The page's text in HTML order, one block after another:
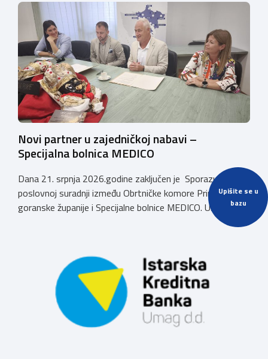
Upišite se u
bazu
Novi partner u zajedničkoj nabavi –
Specijalna bolnica MEDICO
Dana 21. srpnja 2026.godine zaključen je Sporazum o
poslovnoj suradnji između Obrtničke komore Primorsko-
goranske županije i Specijalne bolnice MEDICO. U
ime Obrtničke komore Primorsko-goranske županije
Grubešić, dr.med. Sporazumom se definiraju povoljniji
uvjeti za obrtnike, članove Komore, njihove zaposlenike
te članove uže obitelji obrtnika […]